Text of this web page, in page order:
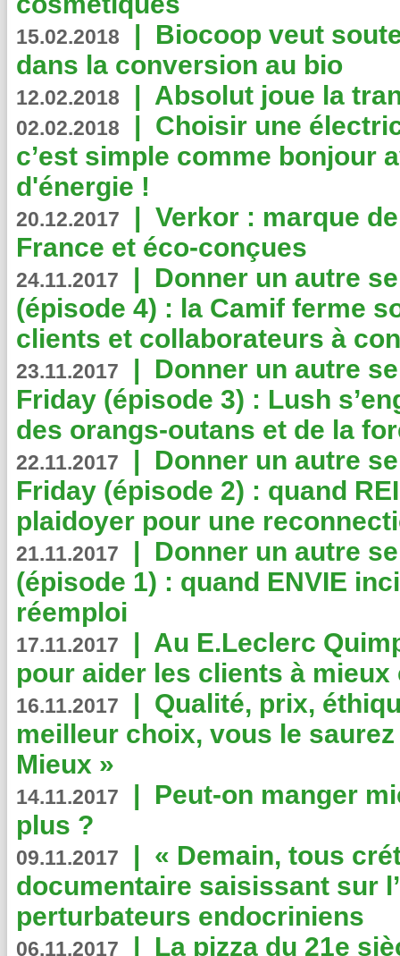
15.02.2018 | Biocoop veut
dans la conversion au bio
12.02.2018 | Absolut joue la
02.02.2018 | Choisir une
c’est simple comme bonjour
d'énergie !
20.12.2017 | Verkor : marque
France et éco-conçues
24.11.2017 | Donner un autre
(épisode 4) : la Camif ferme
clients et collaborateurs à
23.11.2017 | Donner un autre
Friday (épisode 3) : Lush
des orangs-outans et de la
22.11.2017 | Donner un autre
Friday (épisode 2) : quand
plaidoyer pour une
21.11.2017 | Donner un autre
(épisode 1) : quand ENVIE
réemploi
17.11.2017 | Au E.Leclerc
pour aider les clients à
16.11.2017 | Qualité, prix,
meilleur choix, vous le
Mieux »
14.11.2017 | Peut-on manger
plus ?
09.11.2017 | « Demain, tous
documentaire saisissant sur
perturbateurs endocriniens
06.11.2017 | La pizza du 21e